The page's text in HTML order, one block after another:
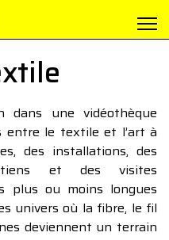
dans une vidéothèque
entre le textile et l’art à
des installations, des
et des visites
plus ou moins longues
univers où la fibre, le fil
deviennent un terrain